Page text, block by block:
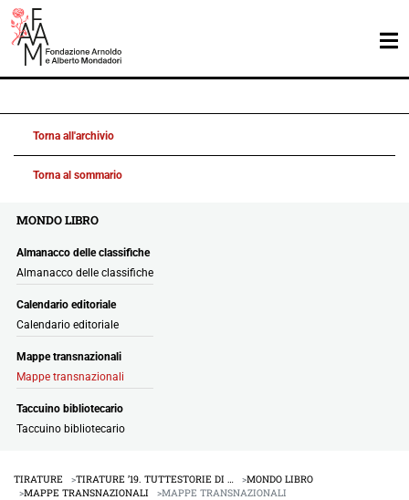
Torna all'archivio
Torna al sommario
MONDO LIBRO
Almanacco delle classifiche
Almanacco delle classifiche
Calendario editoriale
Calendario editoriale
Mappe transnazionali
Mappe transnazionali
Taccuino bibliotecario
Taccuino bibliotecario
TIRATURE TIRATURE ’19. TUTTESTORIE DI …
MONDO LIBRO
MAPPE TRANSNAZIONALI
MAPPE TRANSNAZIONALI